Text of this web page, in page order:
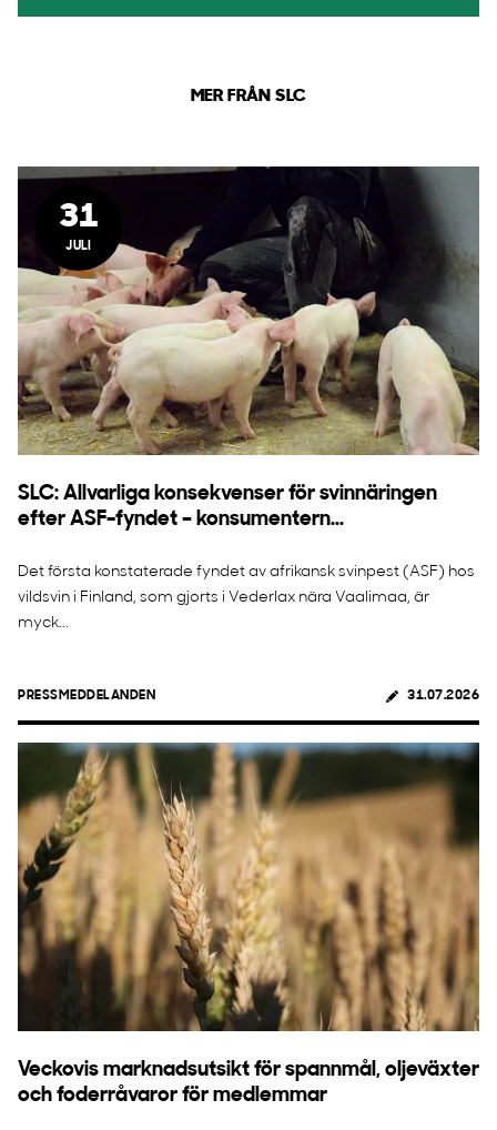
MER FRÅN SLC
31
JULI
SLC: Allvarliga konsekvenser för svinnäringen
efter ASF-fyndet – konsumentern...
Det första konstaterade fyndet av afrikansk svinpest (ASF) hos
vildsvin i Finland, som gjorts i Vederlax nära Vaalimaa, är
myck...
PRESSMEDDELANDEN 31.07.2026
Veckovis marknadsutsikt för spannmål, oljeväxter
och foderråvaror för medlemmar